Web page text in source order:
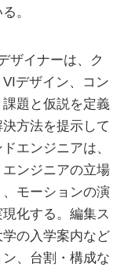
。
ザイナーは、ク
デザイン、コン
題と仮説を定義
方法を提示して
エンジニアは、
ンジニアの立場
モーションの演
化する。編集ス
の入学案内など
、台割・構成な